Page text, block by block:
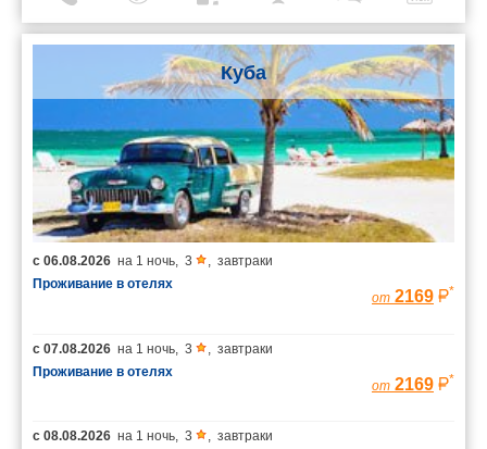
Куба
с 06.08.2026 на 1 ночь 3
завтраки
Проживание в отелях
от 2169 *
с 07.08.2026 на 1 ночь 3
завтраки
Проживание в отелях
от 2169 *
с 08.08.2026 на 1 ночь 3
завтраки